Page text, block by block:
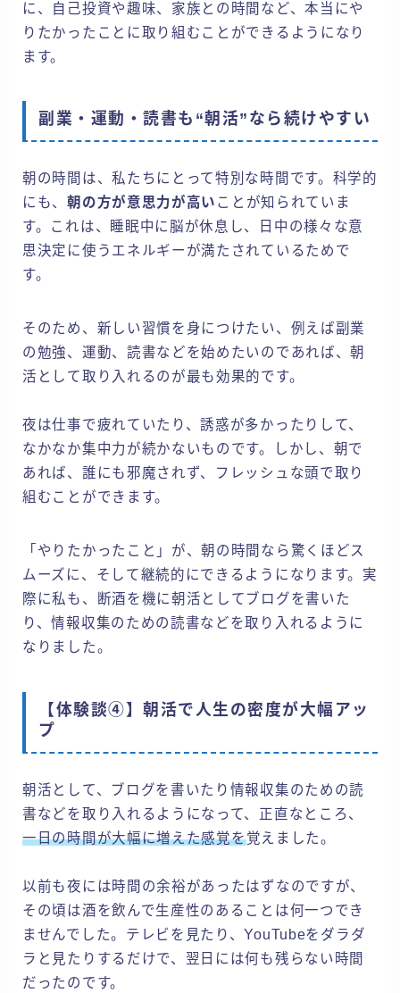
に、自己投資や趣味、家族との時間など、本当にや
りたかったことに取り組むことができるようになり
ます。
副業・運動・読書も“朝活”なら続けやすい
朝の時間は、私たちにとって特別な時間です。科学的
にも、朝の方が意思力が高い ことが知られていま
す。これは、睡眠中に脳が休息し、日中の様々な意
思決定に使うエネルギーが満たされているためで
す。
そのため、新しい習慣を身につけたい、例えば副業
の勉強、運動、読書などを始めたいのであれば、朝
活として取り入れるのが最も効果的です。
夜は仕事で疲れていたり、誘惑が多かったりして、
なかなか集中力が続かないものです。しかし、朝で
あれば、誰にも邪魔されず、フレッシュな頭で取り
組むことができます。
「やりたかったこと」が、朝の時間なら驚くほどス
ムーズに、そして継続的にできるようになります。実
際に私も、断酒を機に朝活としてブログを書いた
り、情報収集のための読書などを取り入れるように
なりました。
【体験談④】朝活で人生の密度が大幅アッ
プ
朝活として、ブログを書いたり情報収集のための読
書などを取り入れるようになって、正直なところ、
一日の時間が大幅に増えた感覚を覚えました。
以前も夜には時間の余裕があったはずなのですが、
その頃は酒を飲んで生産性のあることは何一つでき
ませんでした。テレビを見たり、YouTubeをダラダ
ラと見たりするだけで、翌日には何も残らない時間
だったのです。